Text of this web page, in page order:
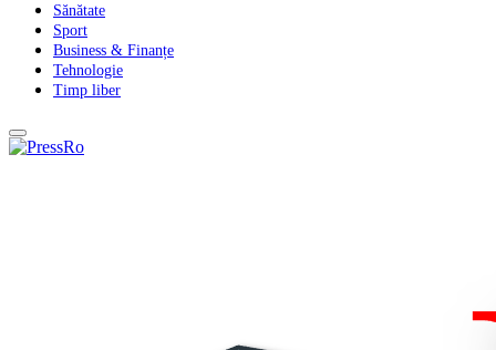
Sănătate
Sport
Business & Finanțe
Tehnologie
Timp liber